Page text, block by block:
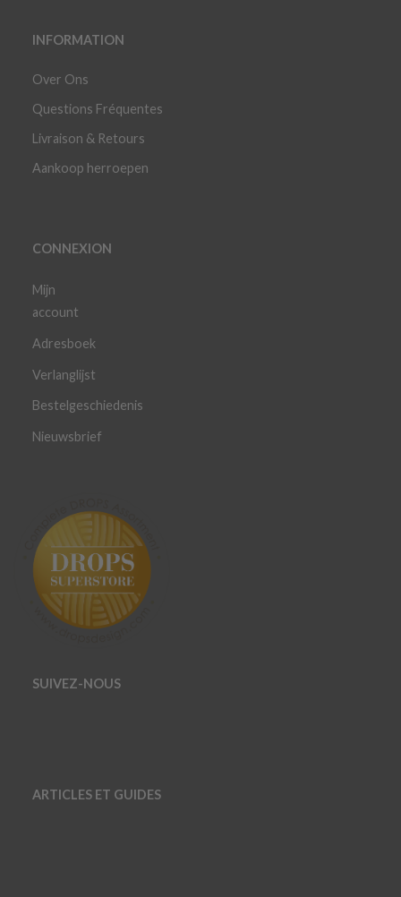
INFORMATION
Over Ons
Questions Fréquentes
Livraison & Retours
Aankoop herroepen
CONNEXION
Mijn
account
Adresboek
Verlanglijst
Bestelgeschiedenis
Nieuwsbrief
SUIVEZ-NOUS
ARTICLES ET GUIDES